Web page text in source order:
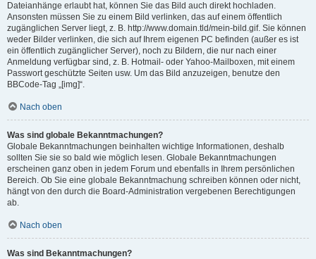
Dateianhänge erlaubt hat, können Sie das Bild auch direkt hochladen.
Ansonsten müssen Sie zu einem Bild verlinken, das auf einem öffentlich
zugänglichen Server liegt, z. B. http://www.domain.tld/mein-bild.gif. Sie können
weder Bilder verlinken, die sich auf Ihrem eigenen PC befinden (außer es ist
ein öffentlich zugänglicher Server), noch zu Bildern, die nur nach einer
Anmeldung verfügbar sind, z. B. Hotmail- oder Yahoo-Mailboxen, mit einem
Passwort geschützte Seiten usw. Um das Bild anzuzeigen, benutze den
BBCode-Tag „[img]“.
Nach oben
Was sind globale Bekanntmachungen?
Globale Bekanntmachungen beinhalten wichtige Informationen, deshalb
sollten Sie sie so bald wie möglich lesen. Globale Bekanntmachungen
erscheinen ganz oben in jedem Forum und ebenfalls in Ihrem persönlichen
Bereich. Ob Sie eine globale Bekanntmachung schreiben können oder nicht,
hängt von den durch die Board-Administration vergebenen Berechtigungen
ab.
Nach oben
Was sind Bekanntmachungen?